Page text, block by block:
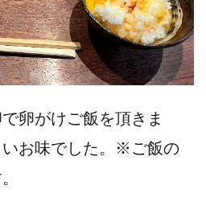
卵がけご飯を頂きま
お味でした。※ご飯の